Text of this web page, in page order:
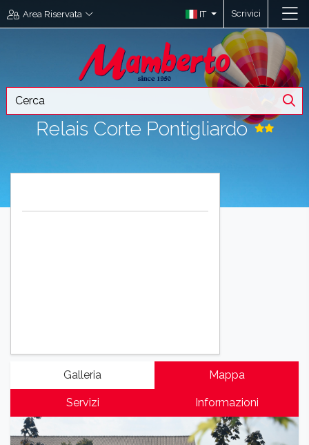
Area Riservata IT Scrivici
Relais Corte Pontigliardo
Galleria Mappa
Servizi Informazioni